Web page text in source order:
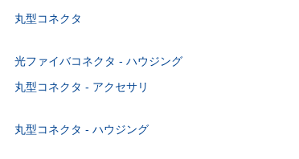
丸型コネクタ
光ファイバコネクタ - ハウジング
丸型コネクタ - アクセサリ
丸型コネクタ - ハウジング